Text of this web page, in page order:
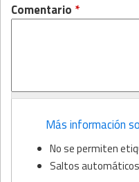
Comentario *
Más información
No se permiten
Saltos